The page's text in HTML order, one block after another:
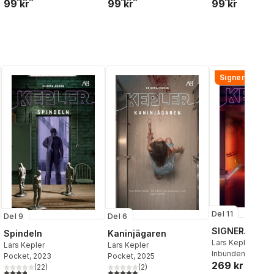
99 kr 99 kr 99 kr
röster:
Del 9
Spindeln
Lars Kepler
Pocket, 2023
3,8utav 5 stjärnor. Totalt antal röster:
(22)
Del 6
Kaninjägaren
Lars Kepler
Pocket, 2025
5,0utav 5 stjärnor. Totalt antal röster:
(2)
Signerad!
Del 11
SIGNERAD -
Lars Kepler
Inbunden
269 kr